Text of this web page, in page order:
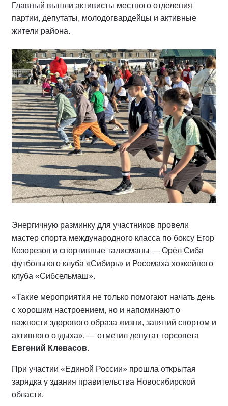
Главный вышли активисты местного отделения
партии, депутаты, молодогвардейцы и активные
жители района.
Энергичную разминку для участников провели
мастер спорта международного класса по боксу Егор
Козорезов и спортивные талисманы — Орёл Сиба
футбольного клуба «Сибирь» и Росомаха хоккейного
клуба «Сибсельмаш».
«Такие мероприятия не только помогают начать день
с хорошим настроением, но и напоминают о
важности здорового образа жизни, занятий спортом и
активного отдыха», — отметил депутат горсовета
Евгений Клевасов.
При участии «Единой России» прошла открытая
зарядка у здания правительства Новосибирской
области.